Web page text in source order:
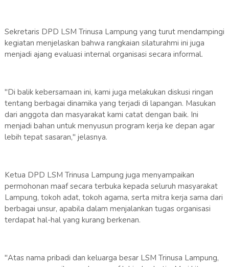
Sekretaris DPD LSM Trinusa Lampung yang turut mendampingi
kegiatan menjelaskan bahwa rangkaian silaturahmi ini juga
menjadi ajang evaluasi internal organisasi secara informal.
"Di balik kebersamaan ini, kami juga melakukan diskusi ringan
tentang berbagai dinamika yang terjadi di lapangan. Masukan
dari anggota dan masyarakat kami catat dengan baik. Ini
menjadi bahan untuk menyusun program kerja ke depan agar
lebih tepat sasaran," jelasnya.
Ketua DPD LSM Trinusa Lampung juga menyampaikan
permohonan maaf secara terbuka kepada seluruh masyarakat
Lampung, tokoh adat, tokoh agama, serta mitra kerja sama dari
berbagai unsur, apabila dalam menjalankan tugas organisasi
terdapat hal-hal yang kurang berkenan.
"Atas nama pribadi dan keluarga besar LSM Trinusa Lampung,